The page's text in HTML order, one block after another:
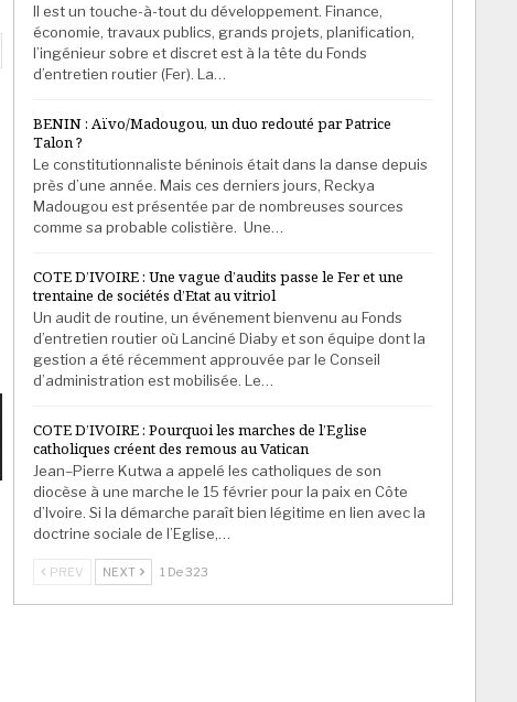
Il est un touche-à-tout du développement. Finance,
économie, travaux publics, grands projets, planification,
l’ingénieur sobre et discret est à la tête du Fonds
d’entretien routier (Fer). La…
BENIN : Aïvo/Madougou, un duo redouté par Patrice
Talon ?
Le constitutionnaliste béninois était dans la danse depuis
près d’une année. Mais ces derniers jours, Reckya
Madougou est présentée par de nombreuses sources
comme sa probable colistière. Une…
COTE D’IVOIRE : Une vague d’audits passe le Fer et une
trentaine de sociétés d’Etat au vitriol
Un audit de routine, un événement bienvenu au Fonds
d’entretien routier où Lanciné Diaby et son équipe dont la
gestion a été récemment approuvée par le Conseil
d’administration est mobilisée. Le…
COTE D’IVOIRE : Pourquoi les marches de l’Eglise
catholiques créent des remous au Vatican
Jean–Pierre Kutwa a appelé les catholiques de son
diocèse à une marche le 15 février pour la paix en Côte
d’Ivoire. Si la démarche paraît bien légitime en lien avec la
doctrine sociale de l’Eglise,…
PREV NEXT 1 De 323